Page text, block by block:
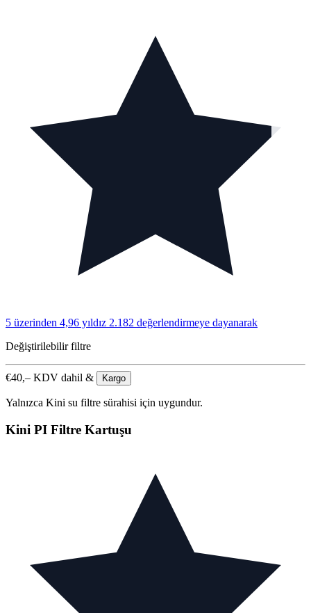
5 üzerinden 4,96 yıldız 2.182 değerlendirmeye dayanarak
Değiştirilebilir filtre
€40,– KDV dahil & Kargo
Yalnızca Kini su filtre sürahisi için uygundur.
Kini PI Filtre Kartuşu